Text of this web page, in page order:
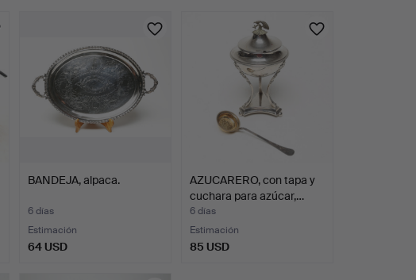
BANDEJA, alpaca.
6 días
Estimación
64 USD
AZUCARERO, con tapa y
cuchara para azúcar,…
6 días
Estimación
85 USD